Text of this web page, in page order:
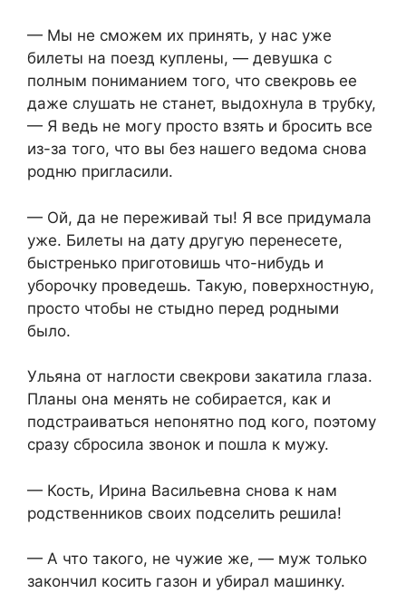
— Мы не сможем их принять, у нас уже
билеты на поезд куплены, — девушка с
полным пониманием того, что свекровь ее
даже слушать не станет, выдохнула в трубку,
— Я ведь не могу просто взять и бросить все
из-за того, что вы без нашего ведома снова
родню пригласили.
— Ой, да не переживай ты! Я все придумала
уже. Билеты на дату другую перенесете,
быстренько приготовишь что-нибудь и
уборочку проведешь. Такую, поверхностную,
просто чтобы не стыдно перед родными
было.
Ульяна от наглости свекрови закатила глаза.
Планы она менять не собирается, как и
подстраиваться непонятно под кого, поэтому
сразу сбросила звонок и пошла к мужу.
— Кость, Ирина Васильевна снова к нам
родственников своих подселить решила!
— А что такого, не чужие же, — муж только
закончил косить газон и убирал машинку.